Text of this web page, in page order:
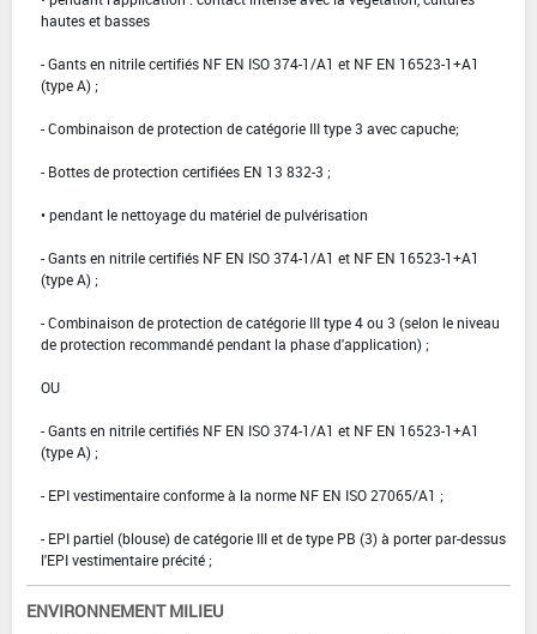
hautes et basses
- Gants en nitrile certifiés NF EN ISO 374-1/A1 et NF EN 16523-1+A1
(type A) ;
- Combinaison de protection de catégorie III type 3 avec capuche;
- Bottes de protection certifiées EN 13 832-3 ;
• pendant le nettoyage du matériel de pulvérisation
- Gants en nitrile certifiés NF EN ISO 374-1/A1 et NF EN 16523-1+A1
(type A) ;
- Combinaison de protection de catégorie III type 4 ou 3 (selon le niveau
de protection recommandé pendant la phase d'application) ;
OU
- Gants en nitrile certifiés NF EN ISO 374-1/A1 et NF EN 16523-1+A1
(type A) ;
- EPI vestimentaire conforme à la norme NF EN ISO 27065/A1 ;
- EPI partiel (blouse) de catégorie III et de type PB (3) à porter par-dessus
l'EPI vestimentaire précité ;
ENVIRONNEMENT MILIEU